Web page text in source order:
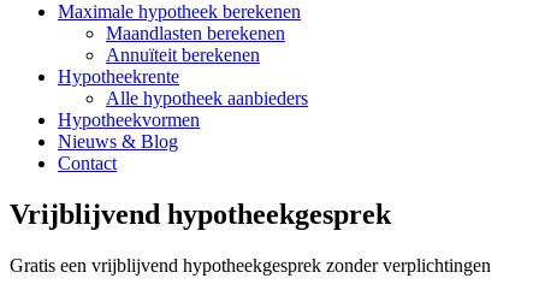
Maximale hypotheek berekenen
Maandlasten berekenen
Annuïteit berekenen
Hypotheekrente
Alle hypotheek aanbieders
Hypotheekvormen
Nieuws & Blog
Contact
Vrijblijvend hypotheekgesprek
Gratis een vrijblijvend hypotheekgesprek zonder verplichtingen